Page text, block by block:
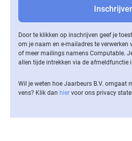
Door te klikken op inschrijven geef je
om je naam en e-mailadres te verwerken
of meer mailings namens Computable.
allen tijde intrekken via de af­meld­func­tie
Wil je weten hoe Jaarbeurs B.V. omgaat
vens? Klik dan hier voor ons privacy